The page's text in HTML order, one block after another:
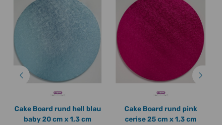
Cake Board rund hell blau
baby 20 cm x 1,3 cm
Cake Board rund pink
cerise 25 cm x 1,3 cm